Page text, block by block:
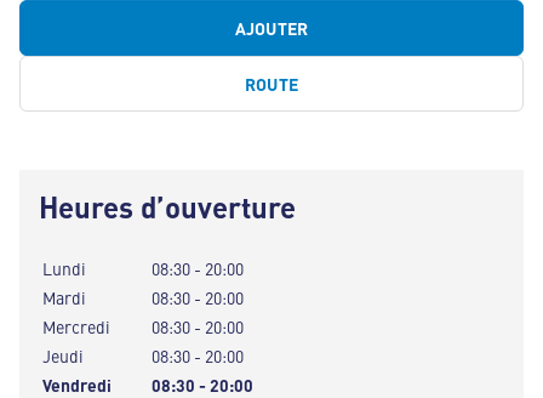
AJOUTER
ROUTE
Heures d’ouverture
Lundi
08:30 - 20:00
Mardi
08:30 - 20:00
Mercredi
08:30 - 20:00
Jeudi
08:30 - 20:00
Vendredi
08:30 - 20:00